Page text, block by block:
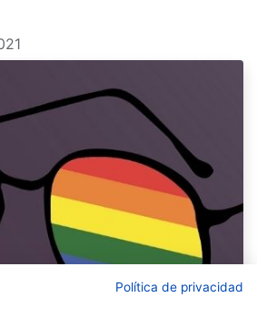
Política de privacidad